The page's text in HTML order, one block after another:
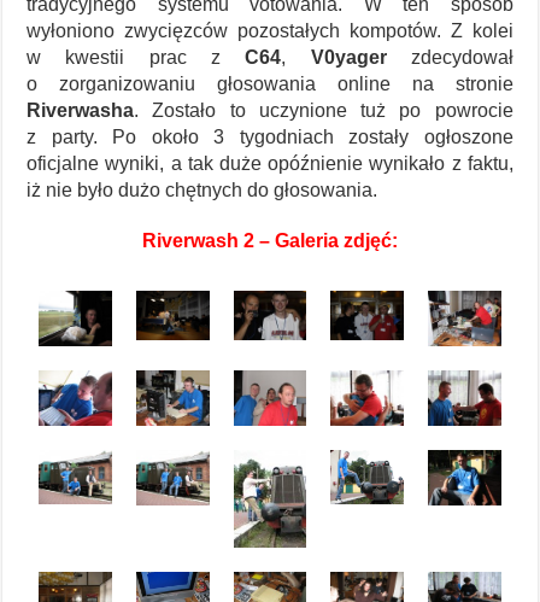
tradycyjnego systemu votowania. W ten sposób
wyłoniono zwycięzców pozostałych kompotów. Z kolei
w kwestii prac zC64, V0yagerzdecydował
o zorganizowaniu głosowania online na stronie
Riverwasha. Zostało to uczynione tuż po powrocie
z party. Po około 3 tygodniach zostały ogłoszone
oficjalne wyniki, a tak duże opóźnienie wynikało z faktu,
iż nie było dużo chętnych do głosowania.
Riverwash 2 – Galeria zdjęć: